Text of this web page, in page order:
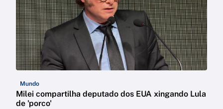
Mundo
Milei compartilha deputado dos EUA xingando Lula
de 'porco'